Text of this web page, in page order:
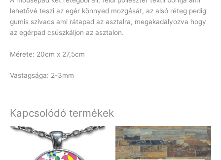
lehetővé teszi az egér könnyed mozgását, az alsó réteg pedig
gumis szivacs ami rátapad az asztalra, megakadályozva hogy
az egérpad csúszkáljon az asztalon.
Mérete: 20cm x 27,5cm
Vastagsága: 2-3mm
Kapcsolódó termékek